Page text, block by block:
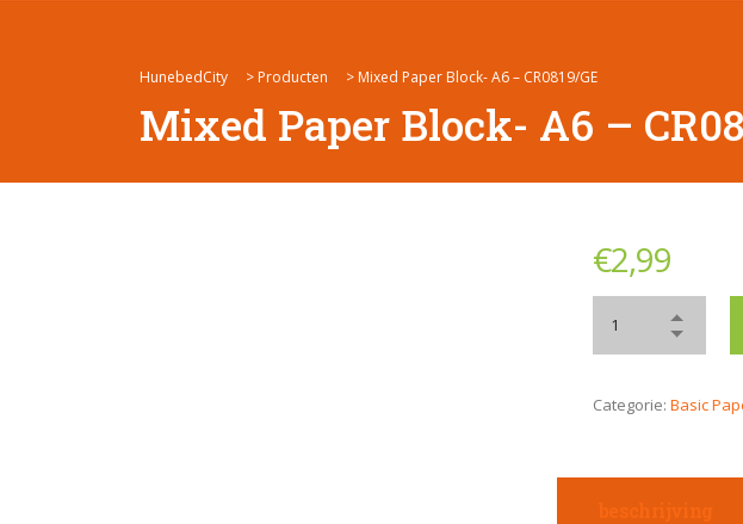
HunebedCity > Producten > Mixed Paper Block- A6 – CR0819/GE
Mixed Paper Block- A6 –
€2,99
Categorie: Basic